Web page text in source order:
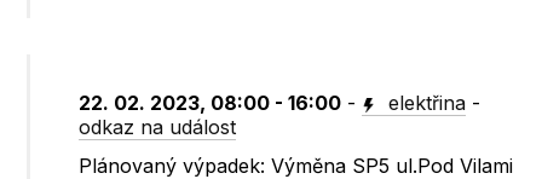
22. 02. 2023, 08:00 - 16:00 - elektřina -
odkaz na událost
Plánovaný výpadek: Výměna SP5 ul.Pod Vilami